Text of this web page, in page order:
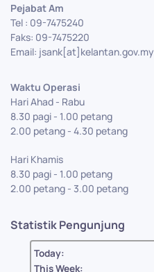
Pejabat Am
Tel : 09-7475240
Faks: 09-7475220
Email: jsank[at]kelantan.gov.my
Waktu Operasi
Hari Ahad - Rabu
8.30 pagi - 1.00 petang
2.00 petang - 4.30 petang
Hari Khamis
8.30 pagi - 1.00 petang
2.00 petang - 3.00 petang
Statistik Pengunjung
Today:
This Week: